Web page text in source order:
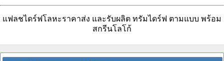
แฟลชไดร์ฟโลหะราคาส่ง และรับผลิต ทรัมไดร์ฟ ตามแบบ พร้อม
สกรีนโลโก้